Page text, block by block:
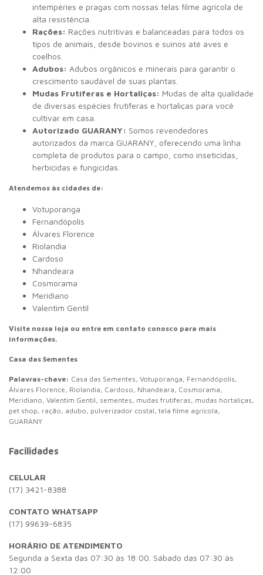
intempéries e pragas com nossas telas filme agrícola de
alta resistência.
Rações: Rações nutritivas e balanceadas para todos os
tipos de animais, desde bovinos e suínos até aves e
coelhos.
Adubos: Adubos orgânicos e minerais para garantir o
crescimento saudável de suas plantas.
Mudas Frutíferas e Hortaliças: Mudas de alta qualidade
de diversas espécies frutíferas e hortaliças para você
cultivar em casa.
Autorizado GUARANY: Somos revendedores
autorizados da marca GUARANY, oferecendo uma linha
completa de produtos para o campo, como inseticidas,
herbicidas e fungicidas.
Atendemos às cidades de:
Votuporanga
Fernandópolis
Álvares Florence
Riolandia
Cardoso
Nhandeara
Cosmorama
Meridiano
Valentim Gentil
Visite nossa loja ou entre em contato conosco para mais
informações.
Casa das Sementes
Palavras-chave: Casa das Sementes, Votuporanga, Fernandópolis,
Álvares Florence, Riolandia, Cardoso, Nhandeara, Cosmorama,
Meridiano, Valentim Gentil, sementes, mudas frutíferas, mudas hortaliças,
pet shop, ração, adubo, pulverizador costal, tela filme agrícola,
GUARANY
Facilidades
CELULAR
(17) 3421-8388
CONTATO WHATSAPP
(17) 99639-6835
HORÁRIO DE ATENDIMENTO
Segunda a Sexta das 07:30 às 18:00. Sábado das 07:30 às
12:00